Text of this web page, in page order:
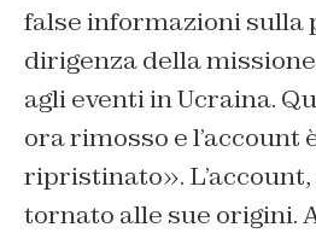
false informazioni sulla
dirigenza della
agli eventi in Ucraina.
ora rimosso e l’account
ripristinato». L’account,
tornato alle sue origini.